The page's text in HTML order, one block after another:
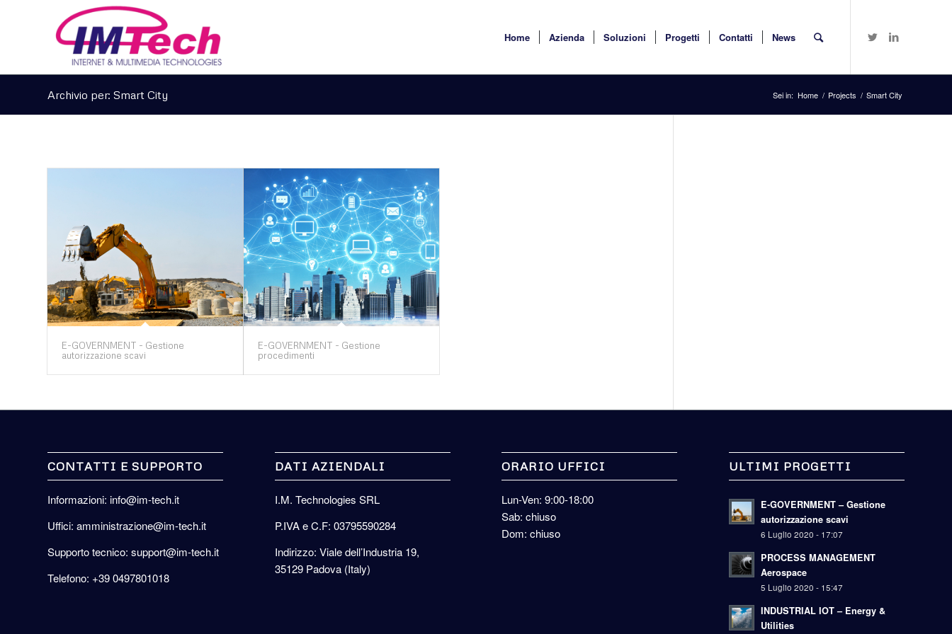
Home Azienda Soluzioni Progetti Contatti News
Archivio per: Smart City Sei in: Home / Projects / Smart City
E-GOVERNMENT - Gestione
autorizzazione scavi
E-GOVERNMENT - Gestione
procedimenti
CONTATTI E SUPPORTO
Informazioni: info@im-tech.it
Uffici: amministrazione@im-tech.it
Supporto tecnico: support@im-tech.it
Telefono: +39 0497801018
DATI AZIENDALI
I.M. Technologies SRL
P.IVA e C.F: 03795590284
Indirizzo: Viale dell’Industria 19,
35129 Padova (Italy)
ORARIO UFFICI
Lun-Ven: 9:00-18:00
Sab: chiuso
Dom: chiuso
ULTIMI PROGETTI
E-GOVERNMENT – Gestione
autorizzazione scavi
6 Luglio 2020 - 17:07
PROCESS MANAGEMENT
Aerospace
5 Luglio 2020 - 15:47
INDUSTRIAL IOT – Energy &
Utilities